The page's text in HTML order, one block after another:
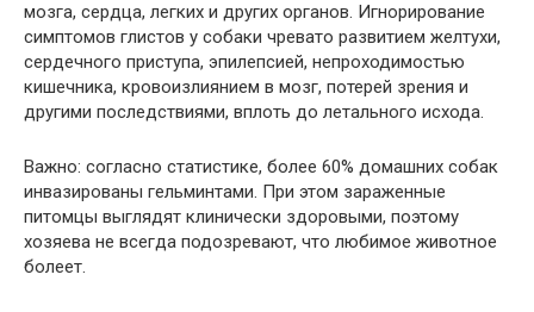
мозга, сердца, легких и других органов. Игнорирование
симптомов глистов у собаки чревато развитием желтухи,
сердечного приступа, эпилепсией, непроходимостью
кишечника, кровоизлиянием в мозг, потерей зрения и
другими последствиями, вплоть до летального исхода.
Важно: согласно статистике, более 60% домашних собак
инвазированы гельминтами. При этом зараженные
питомцы выглядят клинически здоровыми, поэтому
хозяева не всегда подозревают, что любимое животное
болеет.